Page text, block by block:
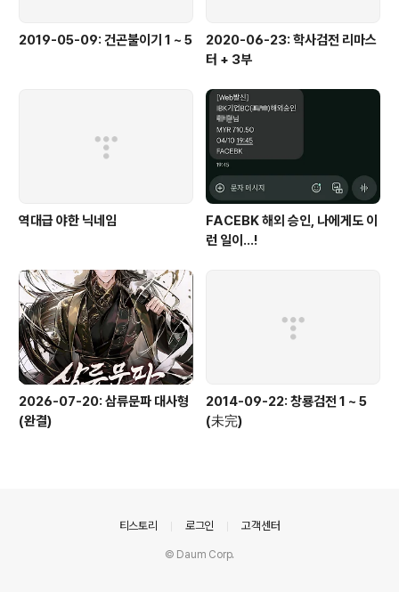
2019-05-09: 건곤불이기 1 ~ 5
2020-06-23: 학사검전 리마스
터 + 3부
역대급 야한 닉네임
FACEBK 해외 승인, 나에게도 이
런 일이...!
2026-07-20: 삼류문파 대사형
(완결)
2014-09-22: 창룡검전 1 ~ 5
(未完)
티스토리 로그인 고객센터
© Daum Corp.